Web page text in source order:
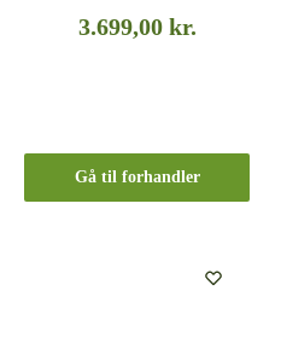
3.699,00 kr.
Gå til forhandler